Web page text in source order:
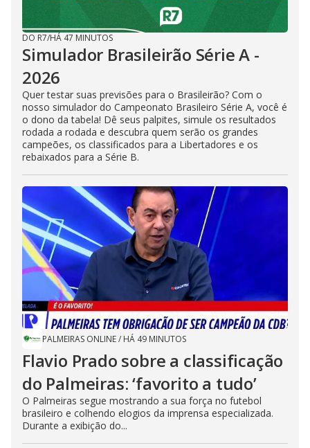
DO R7/HÁ 47 MINUTOS
Simulador Brasileirão Série A -
2026
Quer testar suas previsões para o Brasileirão? Com o
nosso simulador do Campeonato Brasileiro Série A, você é
o dono da tabela! Dê seus palpites, simule os resultados
rodada a rodada e descubra quem serão os grandes
campeões, os classificados para a Libertadores e os
rebaixados para a Série B.
PALMEIRAS ONLINE/ HÁ 49 MINUTOS
Flavio Prado sobre a classificação
do Palmeiras: ‘favorito a tudo’
O Palmeiras segue mostrando a sua força no futebol
brasileiro e colhendo elogios da imprensa especializada.
Durante a exibição do...